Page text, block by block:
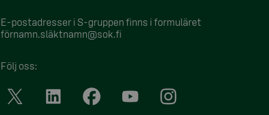
E-postadresser i S-gruppen finns i formuläret
förnamn.släktnamn@sok.fi
Följ oss: